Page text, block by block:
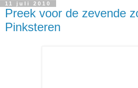
11 juli 2010
Preek voor de zevende
Pinksteren